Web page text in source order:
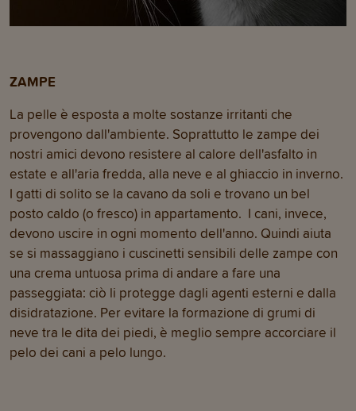
ZAMPE
La pelle è esposta a molte sostanze irritanti che
provengono dall'ambiente. Soprattutto le zampe dei
nostri amici devono resistere al calore dell'asfalto in
estate e all'aria fredda, alla neve e al ghiaccio in inverno.
I gatti di solito se la cavano da soli e trovano un bel
posto caldo (o fresco) in appartamento. I cani, invece,
devono uscire in ogni momento dell'anno. Quindi aiuta
se si massaggiano i cuscinetti sensibili delle zampe con
una crema untuosa prima di andare a fare una
passeggiata: ciò li protegge dagli agenti esterni e dalla
disidratazione. Per evitare la formazione di grumi di
neve tra le dita dei piedi, è meglio sempre accorciare il
pelo dei cani a pelo lungo.